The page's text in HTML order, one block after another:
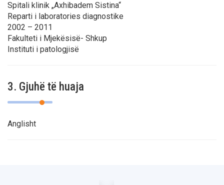
Spitali klinik „Axhibadem Sistina“
Reparti i laboratories diagnostike
2002 – 2011
Fakulteti i Mjekësisë- Shkup
Instituti i patologjisë
3. Gjuhë të huaja
Anglisht